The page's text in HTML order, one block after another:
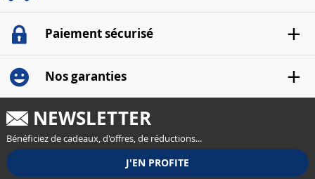
Paiement sécurisé
Nos garanties
NEWSLETTER
Bénéficiez de cadeaux, d'offres, de réductions...